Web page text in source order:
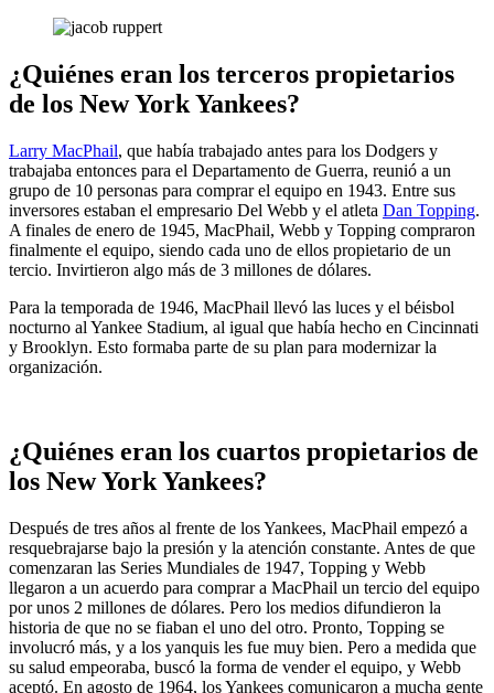
¿Quiénes eran los terceros propietarios
de los New York Yankees?
Larry MacPhail, que había trabajado antes para los Dodgers y
trabajaba entonces para el Departamento de Guerra, reunió a un
grupo de 10 personas para comprar el equipo en 1943. Entre sus
inversores estaban el empresario Del Webb y el atleta Dan Topping.
A finales de enero de 1945, MacPhail, Webb y Topping compraron
finalmente el equipo, siendo cada uno de ellos propietario de un
tercio. Invirtieron algo más de 3 millones de dólares.
Para la temporada de 1946, MacPhail llevó las luces y el béisbol
nocturno al Yankee Stadium, al igual que había hecho en Cincinnati
y Brooklyn. Esto formaba parte de su plan para modernizar la
organización.
¿Quiénes eran los cuartos propietarios de
los New York Yankees?
Después de tres años al frente de los Yankees, MacPhail empezó a
resquebrajarse bajo la presión y la atención constante. Antes de que
comenzaran las Series Mundiales de 1947, Topping y Webb
llegaron a un acuerdo para comprar a MacPhail un tercio del equipo
por unos 2 millones de dólares. Pero los medios difundieron la
historia de que no se fiaban el uno del otro. Pronto, Topping se
involucró más, y a los yanquis les fue muy bien. Pero a medida que
su salud empeoraba, buscó la forma de vender el equipo, y Webb
aceptó. En agosto de 1964, los Yankees comunicaron a mucha gente